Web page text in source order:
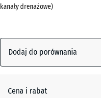
paletę
Czerwony
ceglasty(active)
Antracyt
wysyłki
500
Wybrany,
kanały drenażowe)
Dodaj do porównania
Cena i rabat